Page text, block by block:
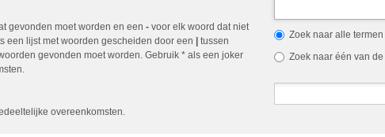
gevonden moet worden en een -voor elk woord dat niet
een lijst met woorden gescheiden door een
tussen
gevonden moet worden. Gebruik * als een joker
Zoek naar alle
Zoek naar één van de
overeenkomsten.